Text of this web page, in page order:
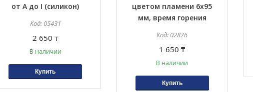
от A до I (силикон)
05431
2 650 ₸
В наличии
Купить
цветом пламени 6x95
мм, время горения
02876
1 650 ₸
В наличии
Купить